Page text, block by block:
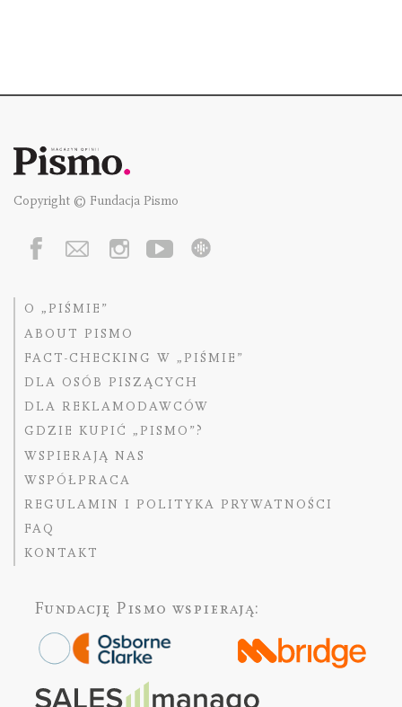
Copyright © Fundacja Pismo
O „PIŚMIE”
ABOUT PISMO
FACT-CHECKING W „PIŚMIE”
DLA OSÓB PISZĄCYCH
DLA REKLAMODAWCÓW
GDZIE KUPIĆ „PISMO”?
WSPIERAJĄ NAS
WSPÓŁPRACA
REGULAMIN I POLITYKA PRYWATNOŚCI
FAQ
KONTAKT
Fundację Pismo wspierają: